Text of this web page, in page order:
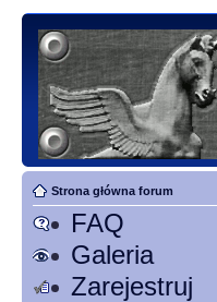
Strona główna forum
FAQ
Galeria
Zarejestruj